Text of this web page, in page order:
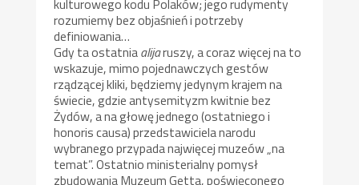
kulturowego kodu Polaków; jego rudymenty
rozumiemy bez objaśnień i potrzeby
definiowania…
Gdy ta ostatniaalijaruszy, a coraz więcej na to
wskazuje, mimo pojednawczych gestów
rządzącej kliki, będziemy jedynym krajem na
świecie, gdzie antysemityzm kwitnie bez
Żydów, a na głowę jednego (ostatniego i
honoris causa) przedstawiciela narodu
wybranego przypada najwięcej muzeów „na
temat”. Ostatnio ministerialny pomysł
zbudowania Muzeum Getta, poświęconego